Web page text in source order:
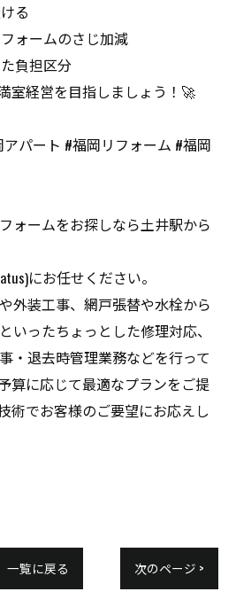
る
ォームのさじ加減
負担区分
室経営を目指しましょう！🚀
パート #福岡リフォーム #福岡
ォームをお探しなら土井駅から
にお任せください。
外装工事、網戸張替や水栓から
いったちょっとした修理対応、
・退去時管理業務などを行って
算に応じて最適なプランをご提
術でお客様のご要望にお応えし
一覧に戻る 次のページ >